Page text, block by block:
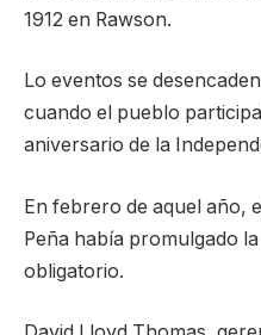
1912 en Rawson.
Lo eventos se
cuando el pueblo
aniversario de la
En febrero de aquel año,
Peña había promulgado
obligatorio.